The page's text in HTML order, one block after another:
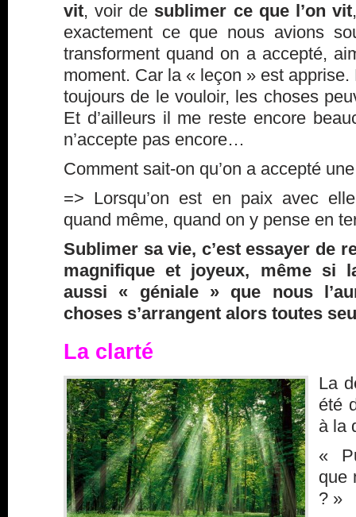
vit, voir de sublimer ce que l’on vit
exactement ce que nous avions
transforment quand on a accepté,
moment. Car la « leçon » est
toujours de le vouloir, les choses
Et d’ailleurs il me reste encore
n’accepte pas encore…
Comment sait-on qu’on a accepté
=> Lorsqu’on est en paix avec
quand même, quand on y pense en
Sublimer sa vie, c’est essayer de
magnifique et joyeux, même si
aussi « géniale » que nous
choses s’arrangent alors toutes
La clarté
La
été
à la
«
que
? »